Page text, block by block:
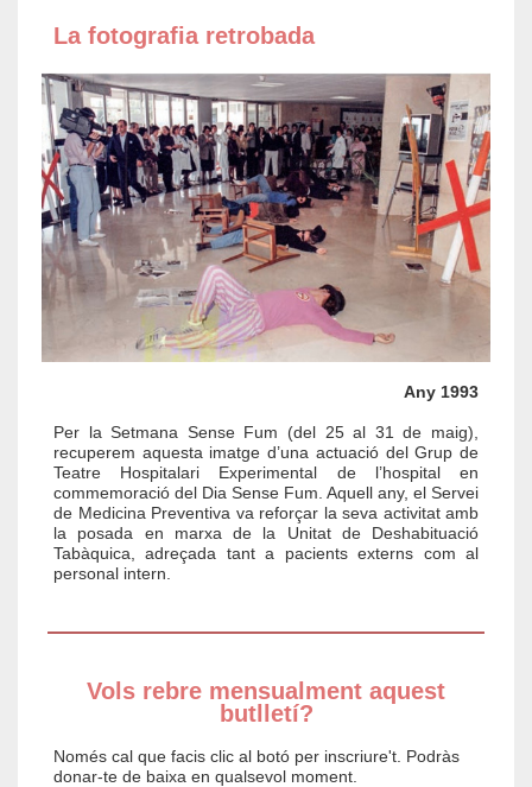
La fotografia retrobada
Any 1993
Per la Setmana Sense Fum (del 25 al 31 de maig),
recuperem aquesta imatge d’una actuació del Grup de
Teatre Hospitalari Experimental de l’hospital en
commemoració del Dia Sense Fum. Aquell any, el Servei
de Medicina Preventiva va reforçar la seva activitat amb
la posada en marxa de la Unitat de Deshabituació
Tabàquica, adreçada tant a pacients externs com al
personal intern.
Vols rebre mensualment aquest
butlletí?
Només cal que facis clic al botó per inscriure't. Podràs
donar-te de baixa en qualsevol moment.